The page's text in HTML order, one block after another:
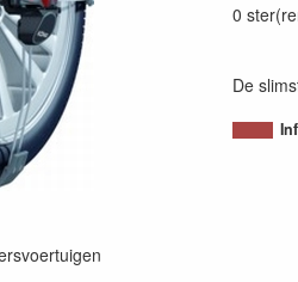
0
De